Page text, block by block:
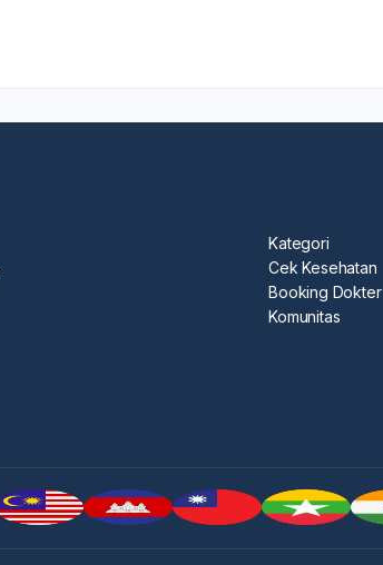
Kategori
Cek Kesehatan
Booking Dokter
Komunitas